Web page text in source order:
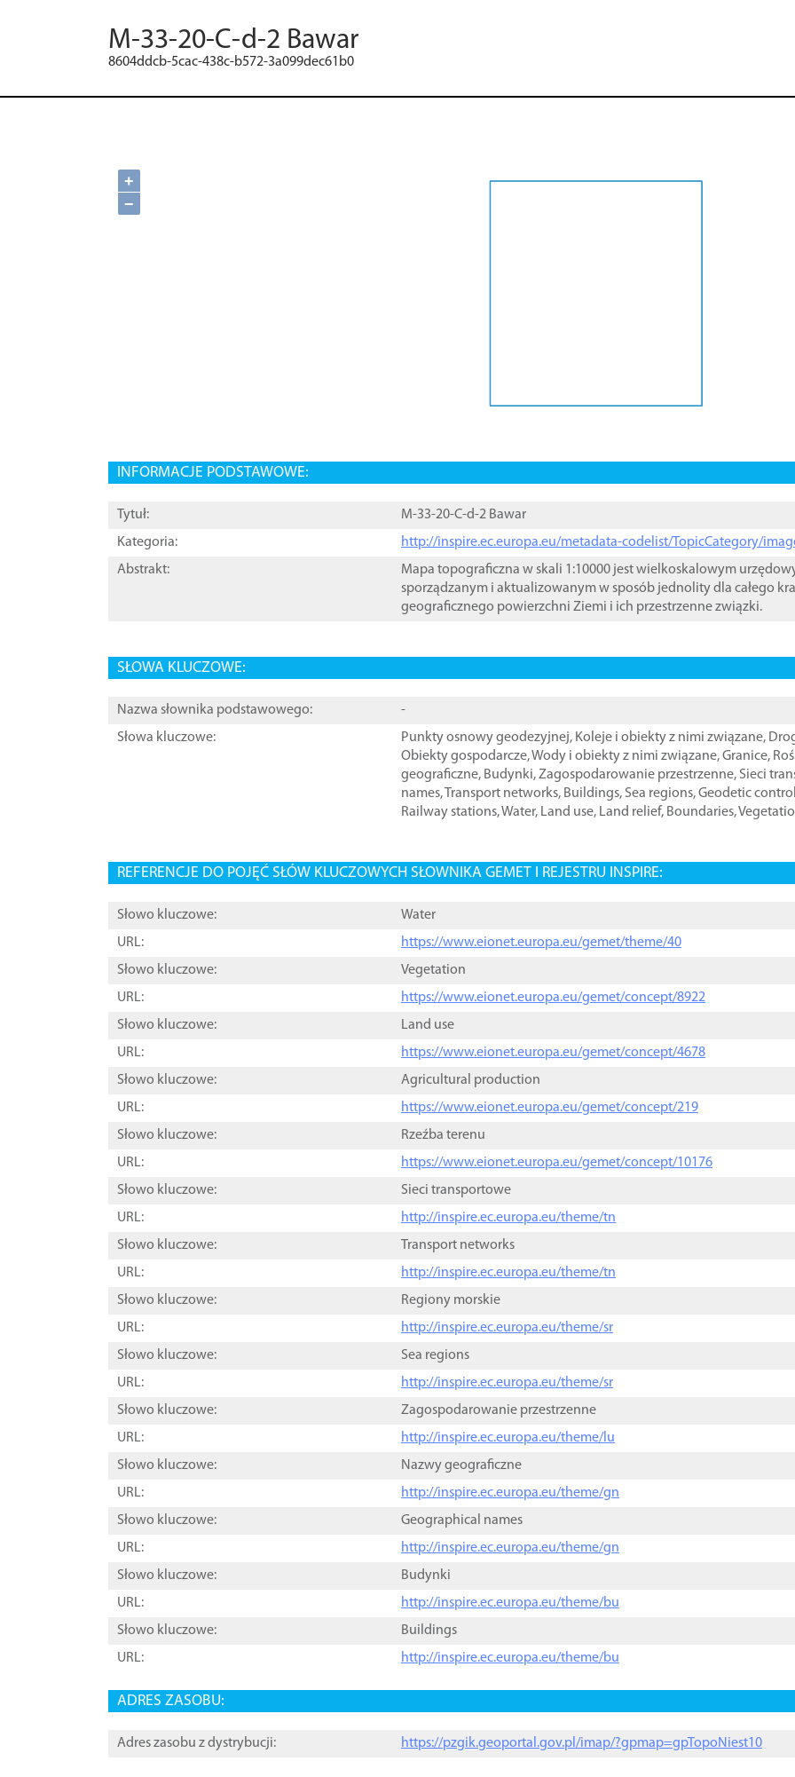
M-33-20-C-d-2 Bawar
8604ddcb-5cac-438c-b572-3a099dec61b0
+
−
INFORMACJE PODSTAWOWE:
Tytuł:
M-33-20-C-d-2 Bawar
Kategoria:
http://inspire.ec.europa.eu/metadata-codelist/TopicCategory/
Abstrakt:
Mapa topograficzna w skali 1:10000 jest wielkoskalowym
sporządzanym i aktualizowanym w sposób jednolity dla całego
geograficznego powierzchni Ziemi i ich przestrzenne związki.
SŁOWA KLUCZOWE:
Nazwa słownika podstawowego:
-
Słowa kluczowe:
Punkty osnowy geodezyjnej, Koleje i obiekty z nimi związane,
Obiekty gospodarcze,Wody i obiekty z nimi związane,Granice,
geograficzne, Budynki,Zagospodarowanie przestrzenne, Sieci
names,Transport networks, Buildings, Sea regions,Geodetic
Railway stations,Water, Land use, Land relief, Boundaries,
REFERENCJE DO POJĘĆ SŁÓW KLUCZOWYCH SŁOWNIKA GEMET I REJESTRU INSPIRE:
Słowo kluczowe:
Water
URL:
https://www.eionet.europa.eu/gemet/theme/40
Słowo kluczowe:
Vegetation
URL:
https://www.eionet.europa.eu/gemet/concept/8922
Słowo kluczowe:
Land use
URL:
https://www.eionet.europa.eu/gemet/concept/4678
Słowo kluczowe:
Agricultural production
URL:
https://www.eionet.europa.eu/gemet/concept/219
Słowo kluczowe:
Rzeźba terenu
URL:
https://www.eionet.europa.eu/gemet/concept/10176
Słowo kluczowe:
Sieci transportowe
URL:
http://inspire.ec.europa.eu/theme/tn
Słowo kluczowe:
Transport networks
URL:
http://inspire.ec.europa.eu/theme/tn
Słowo kluczowe:
Regiony morskie
URL:
http://inspire.ec.europa.eu/theme/sr
Słowo kluczowe:
Sea regions
URL:
http://inspire.ec.europa.eu/theme/sr
Słowo kluczowe:
Zagospodarowanie przestrzenne
URL:
http://inspire.ec.europa.eu/theme/lu
Słowo kluczowe:
Nazwy geograficzne
URL:
http://inspire.ec.europa.eu/theme/gn
Słowo kluczowe:
Geographical names
URL:
http://inspire.ec.europa.eu/theme/gn
Słowo kluczowe:
Budynki
URL:
http://inspire.ec.europa.eu/theme/bu
Słowo kluczowe:
Buildings
URL:
http://inspire.ec.europa.eu/theme/bu
ADRES ZASOBU:
Adres zasobu z dystrybucji: https://pzgik.geoportal.gov.pl/imap/?gpmap=gpTopoNiest10